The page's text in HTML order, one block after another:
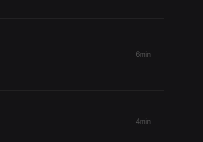
6min
4min